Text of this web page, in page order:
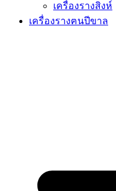
เครื่องรางสิงห์
เครื่องรางฅนปีขาล